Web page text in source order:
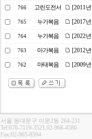
766 고린도전서 [2011
765 누가복음 [2017
764 누가복음 [2022
763 마가복음 [2012
762 마태복음 [2009
서울 동대문구 이문2동 264-231
Tel:070-7119-3521,02-968-4586
Fax:02-965-8594